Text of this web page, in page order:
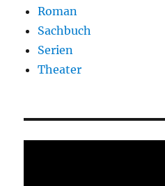
Roman
Sachbuch
Serien
Theater